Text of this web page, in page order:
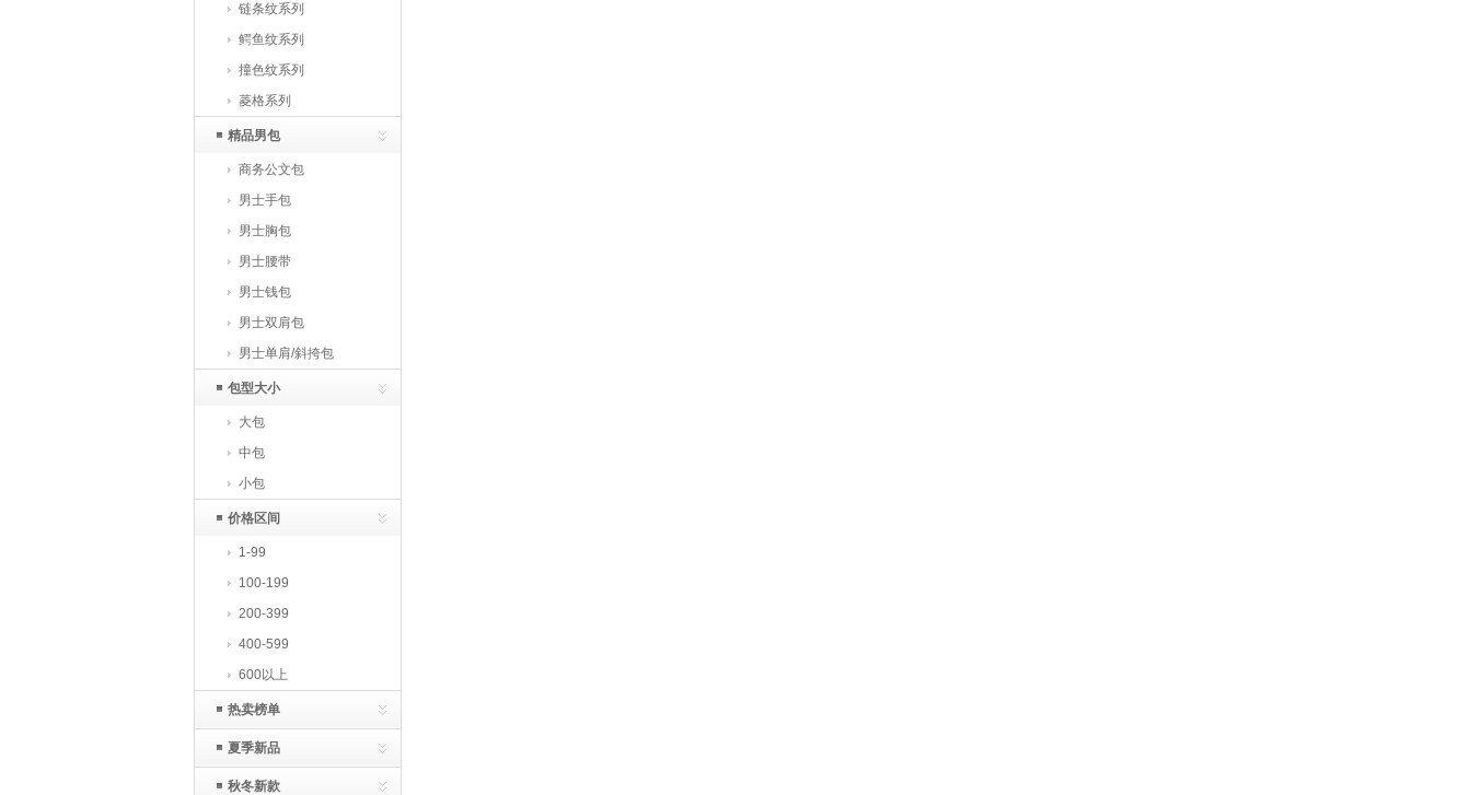
链条纹系列
鳄鱼纹系列
撞色纹系列
菱格系列
精品男包
商务公文包
男士手包
男士胸包
男士腰带
男士钱包
男士双肩包
男士单肩/斜挎包
包型大小
大包
中包
小包
价格区间
1-99
100-199
200-399
400-599
600以上
热卖榜单
夏季新品
秋冬新款